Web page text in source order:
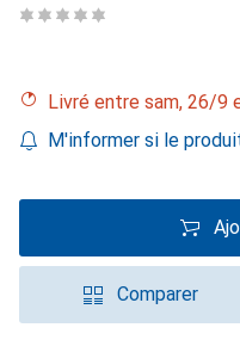
Livré entre sam, 26/9
M'informer si le
Comparer